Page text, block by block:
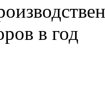
в год